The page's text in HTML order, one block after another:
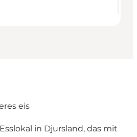
eis
in Djursland, das mit